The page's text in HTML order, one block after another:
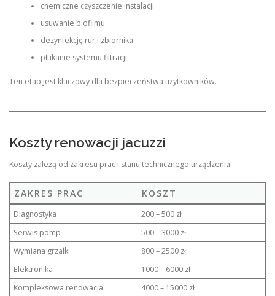
chemiczne czyszczenie instalacji
usuwanie biofilmu
dezynfekcję rur i zbiornika
płukanie systemu filtracji
Ten etap jest kluczowy dla bezpieczeństwa użytkowników.
Koszty renowacji jacuzzi
Koszty zależą od zakresu prac i stanu technicznego urządzenia.
ZAKRES PRAC KOSZT
Diagnostyka
200 – 500 zł
Serwis pomp
500 – 3000 zł
Wymiana grzałki
800 – 2500 zł
Elektronika
1000 – 6000 zł
Kompleksowa renowacja
4000 – 15000 zł